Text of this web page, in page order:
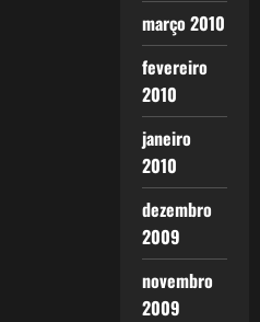
março 2010
fevereiro
2010
janeiro
2010
dezembro
2009
novembro
2009